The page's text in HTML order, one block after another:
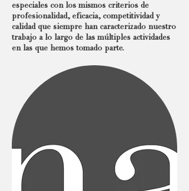
especiales con los mismos criterios de
profesionalidad, eficacia, competitividad y
calidad que siempre han caracterizado nuestro
trabajo a lo largo de las múltiples actividades
en las que hemos tomado parte.